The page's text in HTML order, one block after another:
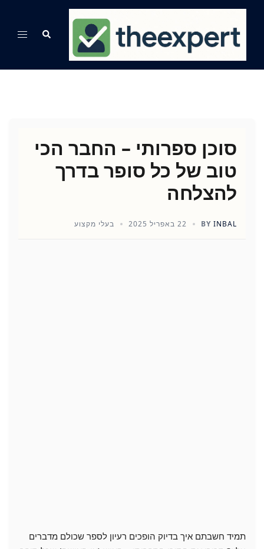
content
Search
Toggle
סוכן ספרותי – החבר הכי
טוב של כל סופר בדרך
להצלחה
BY INBAL 22 באפריל 2025 בעלי מקצוע
תמיד חשבתם איך בדיוק הופכים רעיון לספר שכולם מדברים